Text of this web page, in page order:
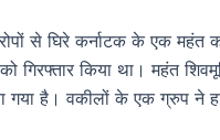
से घिरे कर्नाटक के एक महंत
किया था। महंत
है। वकीलों के एक ग्रुप ने